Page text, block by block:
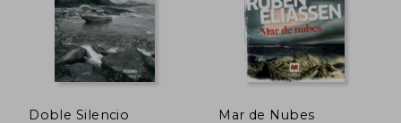
Doble Silencio Mar de Nubes